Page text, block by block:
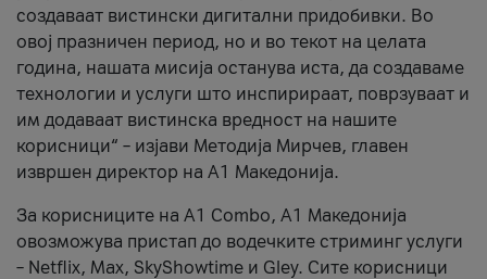
создаваат вистински дигитални придобивки. Во
овој празничен период, но и во текот на целата
година, нашата мисија останува иста, да создаваме
технологии и услуги што инспирираат, поврзуваат и
им додаваат вистинска вредност на нашите
корисници“ – изјави Методија Мирчев, главен
извршен директор на А1 Македонија.
За корисниците на A1 Combo, А1 Македонија
овозможува пристап до водечките стриминг услуги
– Netflix, Max, SkyShowtime и Gley. Сите корисници